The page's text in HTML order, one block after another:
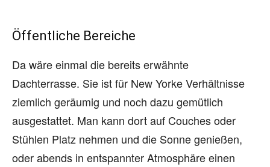
Öffentliche Bereiche
Da wäre einmal die bereits erwähnte
Dachterrasse. Sie ist für New Yorke Verhältnisse
ziemlich geräumig und noch dazu gemütlich
ausgestattet. Man kann dort auf Couches oder
Stühlen Platz nehmen und die Sonne genießen,
oder abends in entspannter Atmosphäre einen